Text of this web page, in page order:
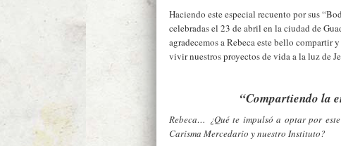
Haciendo este especial recuento por sus
celebradas el 23 de abril en la ciudad de
agradecemos a Rebeca este bello compartir
vivir nuestros proyectos de vida a la luz de
“Compartiendo la
Rebeca… ¿Qué te impulsó a optar por
Carisma Mercedario y nuestro Instituto?